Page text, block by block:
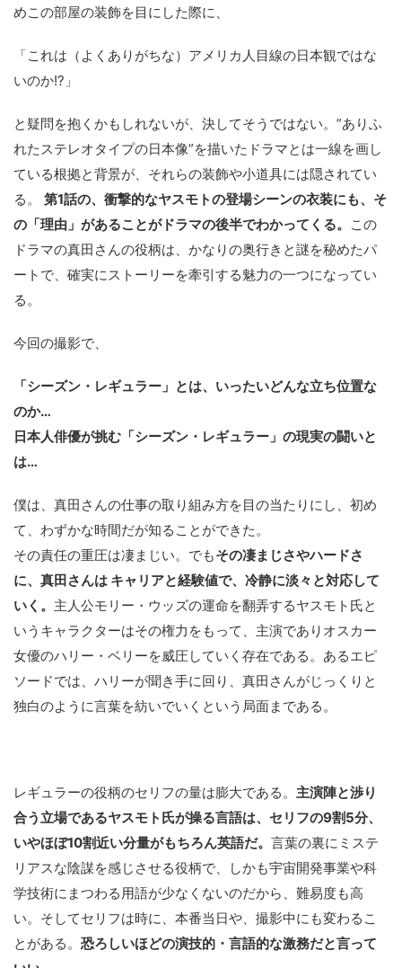
めこの部屋の装飾を目にした際に、
「これは（よくありがちな）アメリカ人目線の日本観ではな
いのか!?」
と疑問を抱くかもしれないが、決してそうではない。”ありふ
れたステレオタイプの日本像”を描いたドラマとは一線を画し
ている根拠と背景が、それらの装飾や小道具には隠されてい
る。 第1話の、衝撃的なヤスモトの登場シーンの衣装にも、そ
の「理由」があることがドラマの後半でわかってくる。 この
ドラマの真田さんの役柄は、かなりの奥行きと謎を秘めたパ
ートで、確実にストーリーを牽引する魅力の一つになってい
る。
今回の撮影で、
「シーズン・レギュラー」とは、いったいどんな立ち位置な
のか…
日本人俳優が挑む「シーズン・レギュラー」の現実の闘いと
は…
僕は、真田さんの仕事の取り組み方を目の当たりにし、初め
て、わずかな時間だが知ることができた。
その責任の重圧は凄まじい。でもその凄まじさやハードさ
に、真田さんは キャリアと経験値で、冷静に淡々と対応して
いく。 主人公モリー・ウッズの運命を翻弄するヤスモト氏と
いうキャラクターはその権力をもって、主演でありオスカー
女優のハリー・ベリーを威圧していく存在である。あるエピ
ソードでは、ハリーが聞き手に回り、真田さんがじっくりと
独白のように言葉を紡いでいくという局面まである。
レギュラーの役柄のセリフの量は膨大である。 主演陣と渉り
合う立場であるヤスモト氏が操る言語は、セリフの9割5分、
いやほぼ10割近い分量がもちろん英語だ。 言葉の裏にミステ
リアスな陰謀を感じさせる役柄で、しかも宇宙開発事業や科
学技術にまつわる用語が少なくないのだから、難易度も高
い。そしてセリフは時に、本番当日や、撮影中にも変わるこ
とがある。 恐ろしいほどの演技的・言語的な激務だと言って